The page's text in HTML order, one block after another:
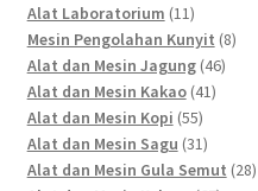
Alat Laboratorium 1111
products
Mesin Pengolahan Kunyit 88
Alat dan Mesin Jagung 4646
Alat dan Mesin Kakao 4141
Alat dan Mesin Kopi 5555
products
Alat dan Mesin Sagu 3131
products
Alat dan Mesin Gula Semut 2828